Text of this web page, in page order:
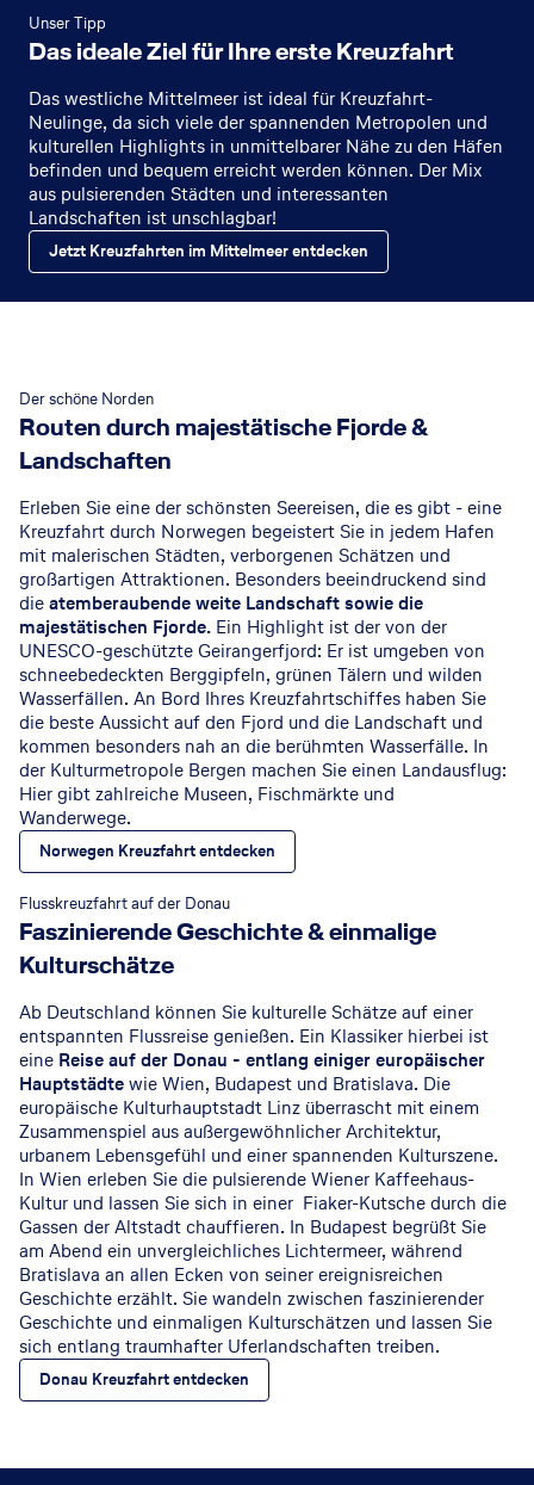
Unser Tipp
Das ideale Ziel für Ihre erste Kreuzfahrt
Das westliche Mittelmeer ist ideal für Kreuzfahrt-
Neulinge, da sich viele der spannenden Metropolen und
kulturellen Highlights in unmittelbarer Nähe zu den Häfen
befinden und bequem erreicht werden können. Der Mix
aus pulsierenden Städten und interessanten
Landschaften ist unschlagbar!
Jetzt Kreuzfahrten im Mittelmeer entdecken
Der schöne Norden
Routen durch majestätische Fjorde &
Landschaften
Erleben Sie eine der schönsten Seereisen, die es gibt - eine
Kreuzfahrt durch Norwegen begeistert Sie in jedem Hafen
mit malerischen Städten, verborgenen Schätzen und
großartigen Attraktionen. Besonders beeindruckend sind
dieatemberaubende weite Landschaft sowie die
majestätischen Fjorde. Ein Highlight ist der von der
UNESCO-geschützte Geirangerfjord: Er ist umgeben von
schneebedeckten Berggipfeln, grünen Tälern und wilden
Wasserfällen. An Bord Ihres Kreuzfahrtschiffes haben Sie
die beste Aussicht auf den Fjord und die Landschaft und
kommen besonders nah an die berühmten Wasserfälle. In
der Kulturmetropole Bergen machen Sie einen Landausflug:
Hier gibt zahlreiche Museen, Fischmärkte und
Wanderwege.
Norwegen Kreuzfahrt entdecken
Flusskreuzfahrt auf der Donau
Faszinierende Geschichte & einmalige
Kulturschätze
Ab Deutschland können Sie kulturelle Schätze auf einer
entspannten Flussreise genießen. Ein Klassiker hierbei ist
eine Reise auf der Donau - entlang einiger europäischer
Hauptstädtewie Wien, Budapest und Bratislava. Die
europäische Kulturhauptstadt Linz überrascht mit einem
Zusammenspiel aus außergewöhnlicher Architektur,
urbanem Lebensgefühl und einer spannenden Kulturszene.
In Wien erleben Sie die pulsierende Wiener Kaffeehaus-
Kultur und lassen Sie sich in einer Fiaker-Kutsche durch die
Gassen der Altstadt chauffieren. In Budapest begrüßt Sie
am Abend ein unvergleichliches Lichtermeer, während
Bratislava an allen Ecken von seiner ereignisreichen
Geschichte erzählt. Sie wandeln zwischen faszinierender
Geschichte und einmaligen Kulturschätzen und lassen Sie
sich entlang traumhafter Uferlandschaften treiben.
Donau Kreuzfahrt entdecken